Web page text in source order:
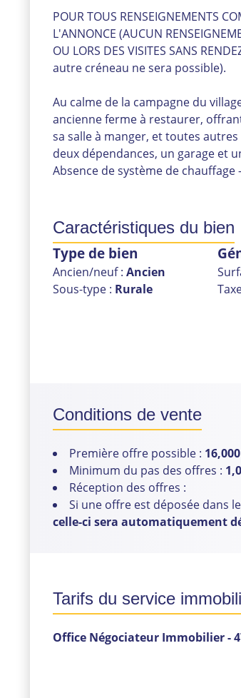
POUR TOUS RENSEIGNEMENTS
L'ANNONCE (AUCUN
OU LORS DES VISITES SANS
autre créneau ne sera possible).
Au calme de la campagne du
ancienne ferme à restaurer,
sa salle à manger, et toutes
deux dépendances, un garage et
Absence de système de
Caractéristiques du bien
Type de bien
Ancien/neuf : Ancien
Sous-type : Rurale
Conditions de vente
Première offre possible :
Minimum du pas des offres :
Réception des offres :
Si une offre est déposée dans
celle-ci sera automatiquement
Tarifs du service
Office Négociateur Immobilier-